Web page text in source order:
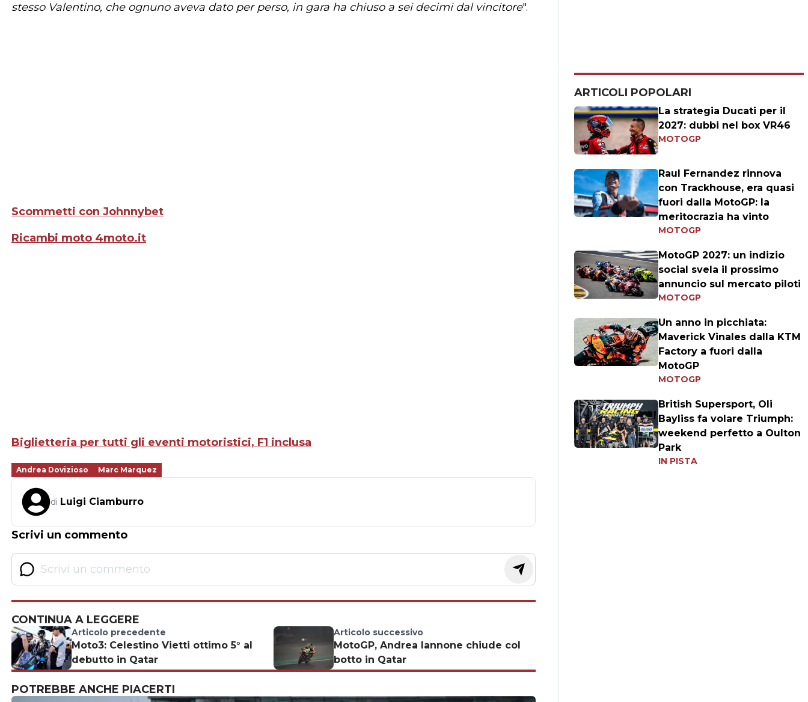
stesso Valentino, che ognuno aveva dato per perso, in gara ha chiuso a sei decimi dal vincitore".
Scommetti con Johnnybet
Ricambi moto 4moto.it
Biglietteria per tutti gli eventi motoristici, F1 inclusa
Andrea Dovizioso Marc Marquez
di Luigi Ciamburro
Scrivi un commento
CONTINUA A LEGGERE
Articolo precedente
Moto3: Celestino Vietti ottimo 5° al
debutto in Qatar
Articolo successivo
MotoGP, Andrea Iannone chiude col
botto in Qatar
POTREBBE ANCHE PIACERTI
ARTICOLI POPOLARI
La strategia Ducati per il
2027: dubbi nel box VR46
MOTOGP
Raul Fernandez rinnova
con Trackhouse, era quasi
fuori dalla MotoGP: la
meritocrazia ha vinto
MOTOGP
MotoGP 2027: un indizio
social svela il prossimo
annuncio sul mercato piloti
MOTOGP
Un anno in picchiata:
Maverick Vinales dalla KTM
Factory a fuori dalla
MotoGP
MOTOGP
British Supersport, Oli
Bayliss fa volare Triumph:
weekend perfetto a Oulton
Park
IN PISTA